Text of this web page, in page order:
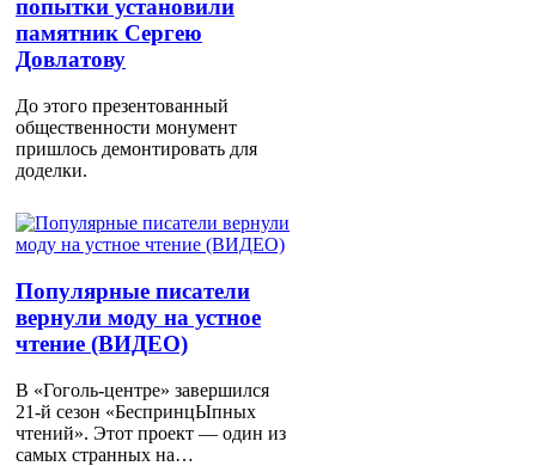
попытки установили
памятник Сергею
Довлатову
До этого презентованный
общественности монумент
пришлось демонтировать для
доделки.
Популярные писатели
вернули моду на устное
чтение (ВИДЕО)
В «Гоголь-центре» завершился
21-й сезон «БеспринцЫпных
чтений». Этот проект — один из
самых странных на…